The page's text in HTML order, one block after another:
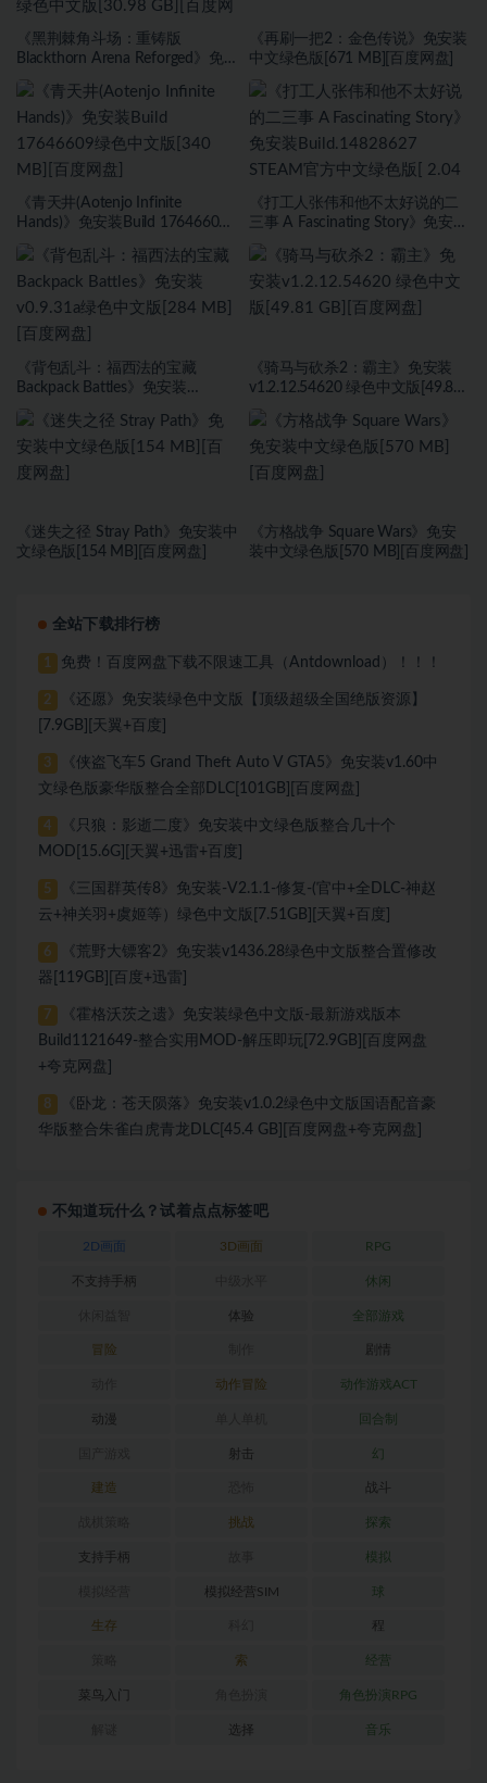
《黑荆棘角斗场：重铸版
Blackthorn Arena Reforged》免
文版[30.98 GB][百度网盘]
《再刷一把2：金色传说》免安装
中文绿色版[671 MB][百度网盘]
《青天井(Aotenjo Infinite
Hands)》免安装Build 17646609
《打工人张伟和他不太好说的二
三事 A Fascinating Story》免安装
绿色版[ 2.04 GB][百度网盘]
《背包乱斗：福西法的宝藏
Backpack Battles》免安装
度网盘]
《骑马与砍杀2：霸主》免安装
v1.2.12.54620 绿色中文版[49.81
《迷失之径 Stray Path》免安装中
文绿色版[154 MB][百度网盘]
《方格战争 ⁤Square Wars》免安
装中文绿色版[570 MB][百度网盘]
全站下载排行榜
1 免费！百度网盘下载不限速工具（Antdownload）！！！
2
《还愿》免安装绿色中文版【顶级超级全国绝版资源】
[7.9GB][天翼+百度]
3
《侠盗飞车5 Grand Theft Auto V GTA5》免安装v1.60中
文绿色版豪华版整合全部DLC[101GB][百度网盘]
4
《只狼：影逝二度》免安装中文绿色版整合几十个
MOD[15.6G][天翼+迅雷+百度]
5
《三国群英传8》免安装-V2.1.1-修复-(官中+全DLC-神赵
云+神关羽+虞姬等）绿色中文版[7.51GB][天翼+百度]
6
《荒野大镖客2》免安装v1436.28绿色中文版整合置修改
器[119GB][百度+迅雷]
7
《霍格沃茨之遗》免安装绿色中文版-最新游戏版本
Build1121649-整合实用MOD-解压即玩[72.9GB][百度网盘
+夸克网盘]
8
《卧龙：苍天陨落》免安装v1.0.2绿色中文版国语配音豪
华版整合朱雀白虎青龙DLC[45.4 GB][百度网盘+夸克网盘]
不知道玩什么？试着点点标签吧
2D画面 3D画面 RPG
不支持手柄 休闲
体验 全部游戏
冒险 剧情
动作冒险 动作游戏ACT
动漫 回合制
射击 幻
建造 战斗
挑战 探索
支持手柄 模拟
模拟经营SIM 球
生存 程
索 经营
菜鸟入门 角色扮演RPG
选择 音乐